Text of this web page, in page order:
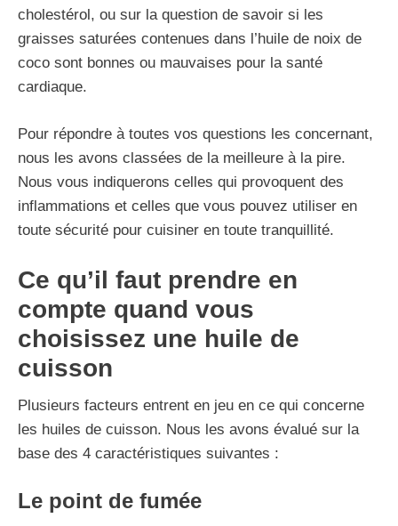
cholestérol, ou sur la question de savoir si les
graisses saturées contenues dans l’huile de noix de
coco sont bonnes ou mauvaises pour la santé
cardiaque.
Pour répondre à toutes vos questions les concernant,
nous les avons classées de la meilleure à la pire.
Nous vous indiquerons celles qui provoquent des
inflammations et celles que vous pouvez utiliser en
toute sécurité pour cuisiner en toute tranquillité.
Ce qu’il faut prendre en
compte quand vous
choisissez une huile de
cuisson
Plusieurs facteurs entrent en jeu en ce qui concerne
les huiles de cuisson. Nous les avons évalué sur la
base des 4 caractéristiques suivantes :
Le point de fumée